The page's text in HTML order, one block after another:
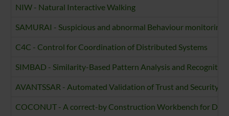
NIW - Natural Interactive Walking
SAMURAI - Suspicious and abnormal Behaviour
C4C - Control for Coordination of Distributed Systems
SIMBAD - Similarity-Based Pattern Analysis and Recognition
AVANTSSAR - Automated Validation of Trust and Security
COCONUT - A correct-by Construction Workbench for